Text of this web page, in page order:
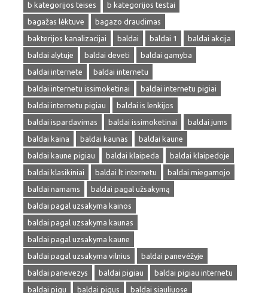
b kategorijos teises
b kategorijos testai
bagažas lėktuve
bagazo draudimas
bakterijos kanalizacijai
baldai baldai 1
baldai akcija
baldai alytuje
baldai deveti
baldai gamyba
baldai internete
baldai internetu
baldai internetu issimoketinai
baldai internetu pigiai
baldai internetu pigiau
baldai is lenkijos
baldai ispardavimas
baldai issimoketinai
baldai jums
baldai kaina
baldai kaunas
baldai kaune
baldai kaune pigiau
baldai klaipeda
baldai klaipedoje
baldai klasikiniai
baldai lt internetu
baldai miegamojo
baldai namams
baldai pagal užsakymą
baldai pagal uzsakyma kainos
baldai pagal uzsakyma kaunas
baldai pagal uzsakyma kaune
baldai pagal uzsakyma vilnius
baldai panevėžyje
baldai panevezys
baldai pigiau
baldai pigiau internetu
baldai pigu
baldai pigus baldai siauliuose